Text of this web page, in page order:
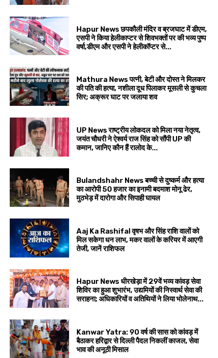
Hapur News छपकौली मंदिर व ब्रजघाट में डीएम,
एसपी ने किया हेलीकाप्टर से शिवभक्तों पर की भव्य पुष्प
वर्षा,डीएम और एसपी ने हेलीकॉप्टर से...
Mathura News पत्नी, बेटी और दोस्त ने मिलकर
की पति की हत्या, नशीला दूध पिलाकर मूसली से कुचला
सिर; अक्रूर घाट पर जलाया शव
UP News राष्ट्रीय लोकदल को मिला नया नेतृत्व,
जयंत चौधरी ने ऐश्वर्य राज सिंह को सौंपी UP की
कमान, जानिए कौन हैं रालोद के...
Bulandshahr News बच्ची से दुष्कर्म और हत्या
का आरोपी 50 हजार का इनामी बदमाश मोनू ढेर,
मुठभेड़ में दारोगा और सिपाही घायल
Aaj Ka Rashifal वृषभ और सिंह राशि वालों को
मिल सकेगा धन लाभ, मकर वालों के करियर में आएगी
तेजी, जानें राशिफल
Hapur News धीरखेड़ा में 29वें भव्य कांवड़ सेवा
शिविर का हुआ शुभारंभ, उद्यमियों की निस्वार्थ सेवा की
सराहना; अधिकारियों व अतिथियों ने लिया भोलेनाथ...
Kanwar Yatra: 90 वर्ष की सास को कांवड़ में
बैठाकर हरिद्वार से दिल्ली पैदल निकलीं काजल, सेवा
भाव की अनूठी मिसाल